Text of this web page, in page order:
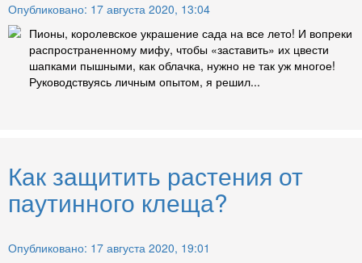
Опубликовано: 17 августа 2020, 13:04
Пионы, королевское украшение сада на все лето! И вопреки
распространенному мифу, чтобы «заставить» их цвести
шапками пышными, как облачка, нужно не так уж многое!
Руководствуясь личным опытом, я решил...
Как защитить растения от
паутинного клеща?
Опубликовано: 17 августа 2020, 19:01